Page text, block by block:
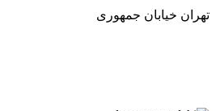
تهران خیابان جمهوری